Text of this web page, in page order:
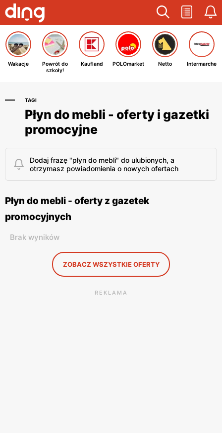
Wakacje
Powrót do
szkoły!
Kaufland POLOmarket Netto Intermarche
TAGI
Płyn do mebli - oferty i gazetki
promocyjne
Dodaj frazę "płyn do mebli" do ulubionych, a
otrzymasz powiadomienia o nowych ofertach
Płyn do mebli - oferty z gazetek
promocyjnych
Brak wyników
ZOBACZ WSZYSTKIE OFERTY
REKLAMA